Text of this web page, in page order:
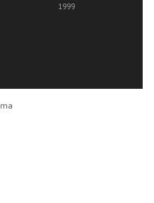
1999